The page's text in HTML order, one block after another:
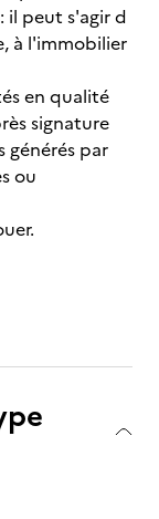
il peut s'agir d
à l'immobilier
en qualité
signature
générés par
ou